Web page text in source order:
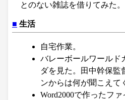
とのない雑誌を借りてみた。
■ 生活
自宅作業。
バレーボールワールド
ダを見た。田中幹保監
ンからは何が聞こえて
Word2000で作ったフ